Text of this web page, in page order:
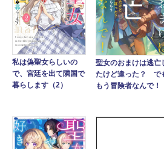
私は偽聖女らしいの
で、宮廷を出て隣国で
暮らします（2）
聖女のおまけは逃亡
たけど違った？ で
もう冒険者なんで！